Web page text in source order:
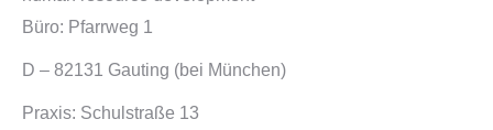
Büro: Pfarrweg 1
D – 82131 Gauting (bei München)
Praxis: Schulstraße 13